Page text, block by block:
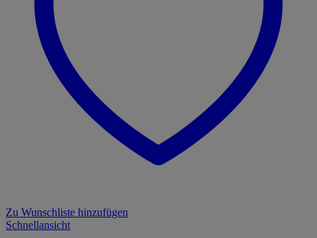
Zu Wunschliste hinzufügen
Schnellansicht